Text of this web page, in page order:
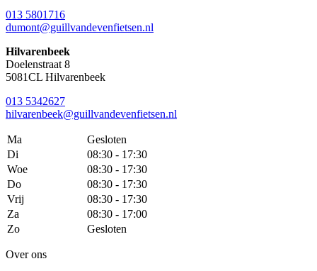
013 5801716
dumont@guillvandevenfietsen.nl
Hilvarenbeek
Doelenstraat 8
5081CL Hilvarenbeek
013 5342627
hilvarenbeek@guillvandevenfietsen.nl
Ma
Gesloten
Di
08:30 - 17:30
Woe
08:30 - 17:30
Do
08:30 - 17:30
Vrij
08:30 - 17:30
Za
08:30 - 17:00
Zo
Gesloten
Over ons